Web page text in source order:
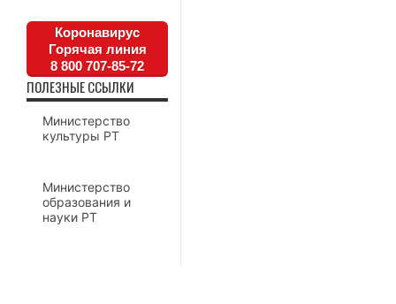
Коронавирус
Горячая линия
8 800 707-85-72
ПОЛЕЗНЫЕ ССЫЛКИ
Министерство
культуры РТ
Министерство
образования и
науки РТ